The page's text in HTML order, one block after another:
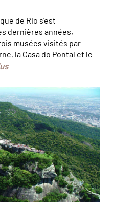
de Rio s’est
dernières années,
musées visités par
la Casa do Pontal et le
de Tijuca © icmbio